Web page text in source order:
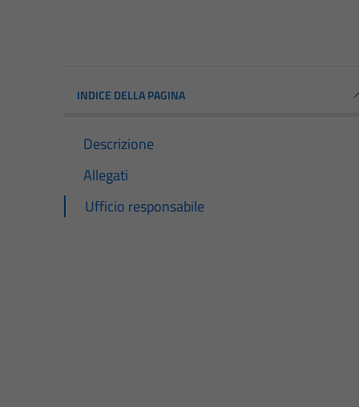
INDICE DELLA PAGINA
Descrizione
Allegati
Ufficio responsabile